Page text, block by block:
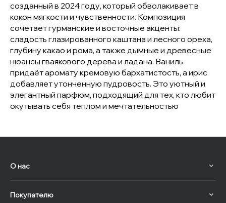
созданный в 2024 году, который обволакивает в
кокон мягкости и чувственности. Композиция
сочетает гурманские и восточные акценты:
сладость глазированного каштана и лесного ореха,
глубину какао и рома, а также дымные и древесные
нюансы гваякового дерева и ладана. Ваниль
придаёт аромату кремовую бархатистость, а ирис
добавляет утонченную пудровость. Это уютный и
элегантный парфюм, подходящий для тех, кто любит
окутывать себя теплом и мечтательностью
О нас
Покупателю